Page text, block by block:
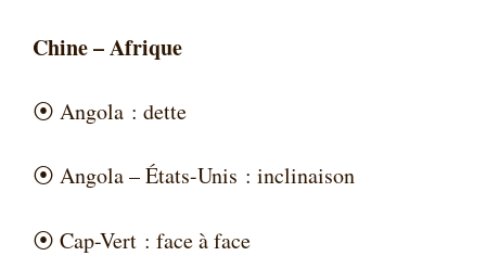
Chine – Afrique
⦿ Angola : dette
⦿ Angola – États-Unis : inclinaison
⦿ Cap-Vert : face à face